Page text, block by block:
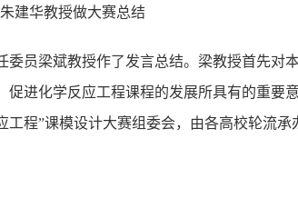
建华教授做大赛总结
员梁斌教授作了发言总结。梁教授首先对
进化学反应工程课程的发展所具有的重要
程”课模设计大赛组委会，由各高校轮流